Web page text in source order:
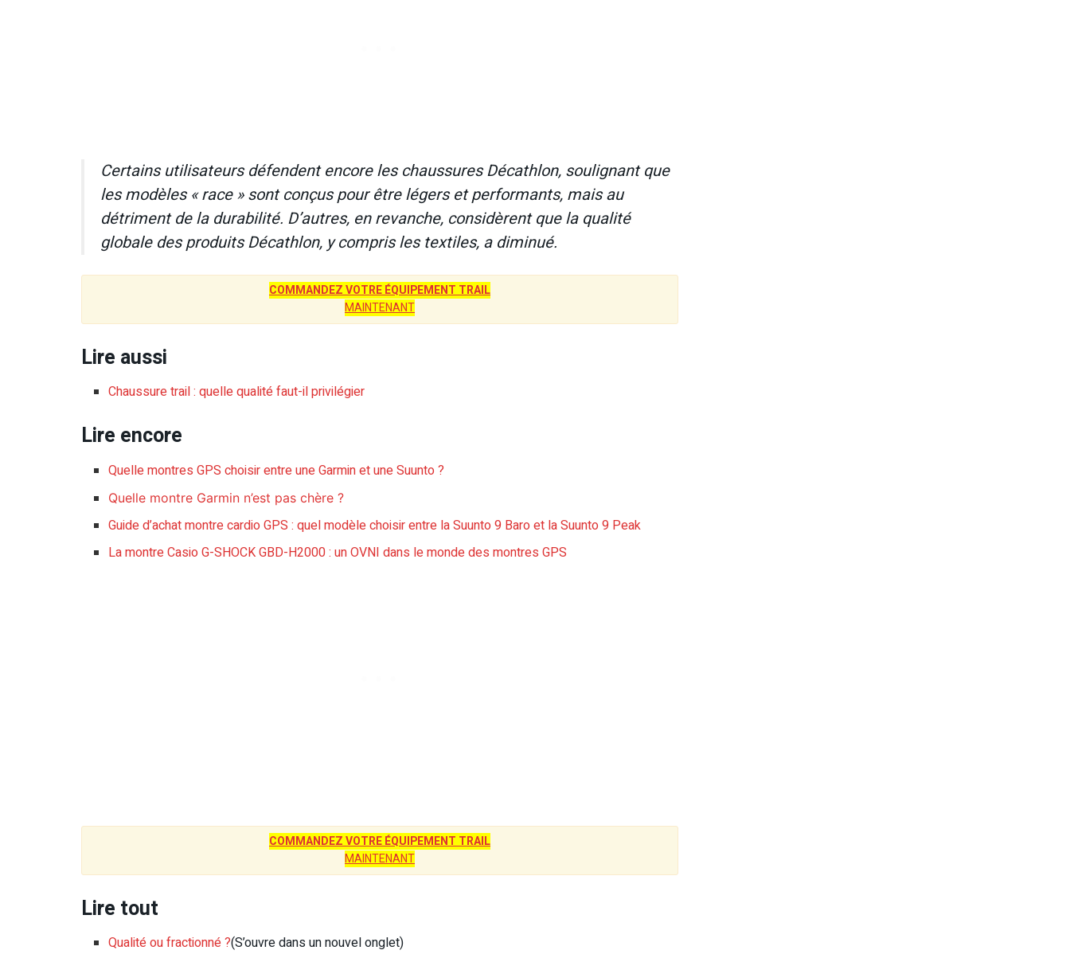
Certains utilisateurs défendent encore les chaussures Décathlon, soulignant que
les modèles « race » sont conçus pour être légers et performants, mais au
détriment de la durabilité. D’autres, en revanche, considèrent que la qualité
globale des produits Décathlon, y compris les textiles, a diminué.
COMMANDEZ VOTRE ÉQUIPEMENT TRAIL
MAINTENANT
Lire aussi
Chaussure trail : quelle qualité faut-il privilégier
Lire encore
Quelle montres GPS choisir entre une Garmin et une Suunto ?
Quelle montre Garmin n’est pas chère ?
Guide d’achat montre cardio GPS : quel modèle choisir entre la Suunto 9 Baro et la Suunto 9 Peak
La montre Casio G-SHOCK GBD-H2000 : un OVNI dans le monde des montres GPS
COMMANDEZ VOTRE ÉQUIPEMENT TRAIL
MAINTENANT
Lire tout
Qualité ou fractionné ?(S’ouvre dans un nouvel onglet)